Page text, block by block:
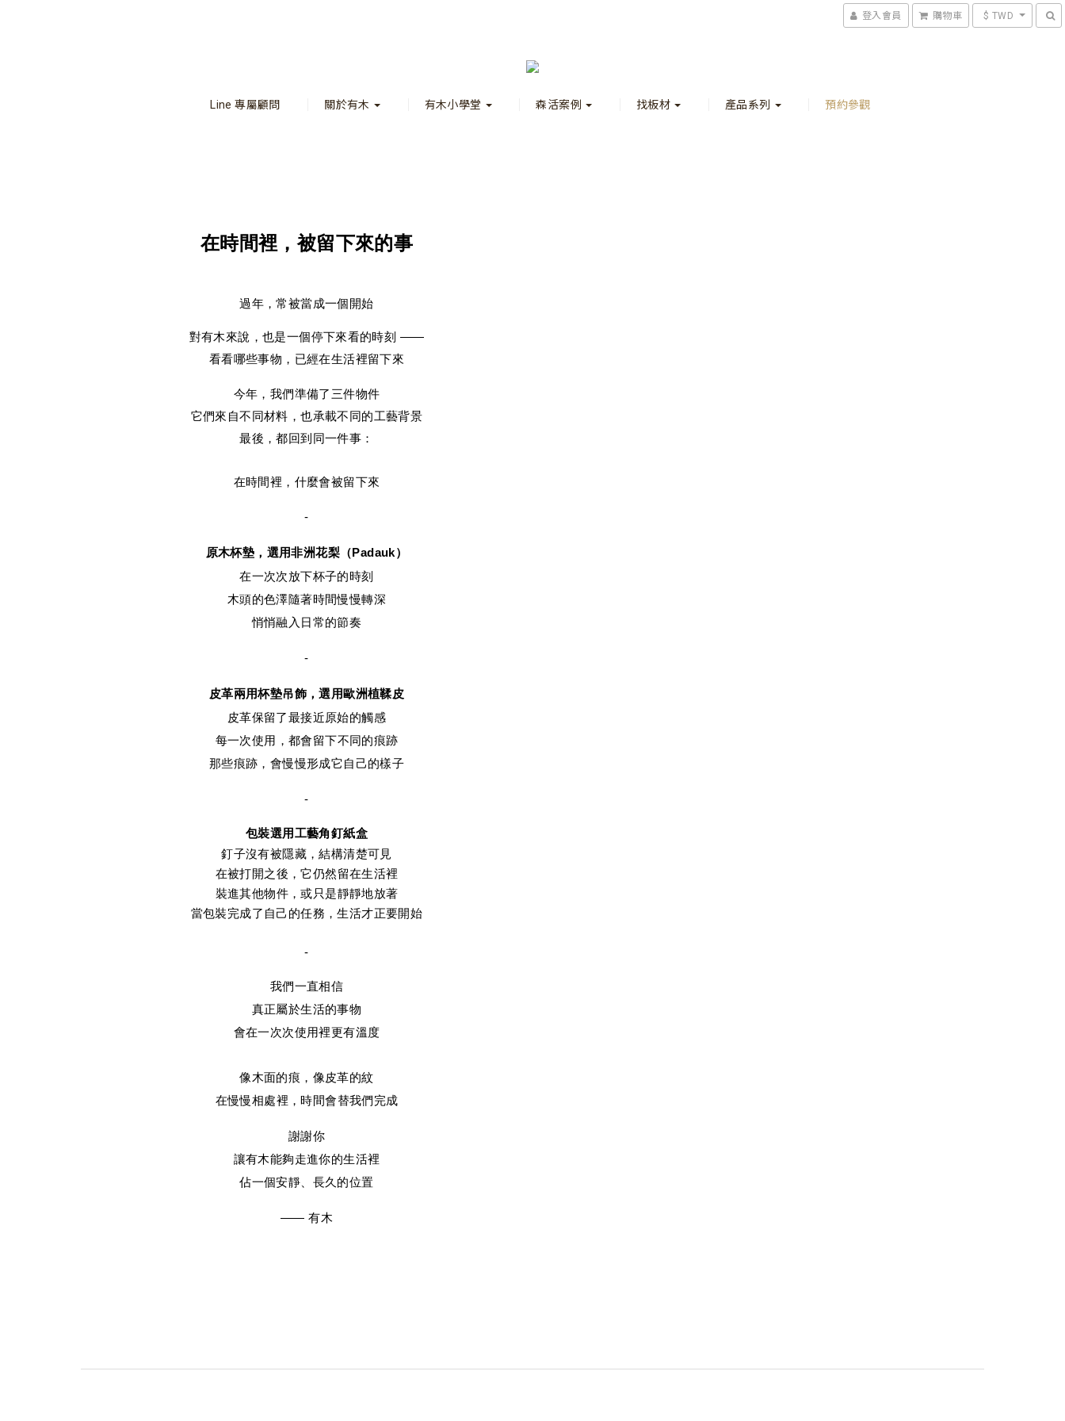
登入會員 購物車 $ TWD
Line 專屬顧問 關於有木 有木小學堂 森活案例 找板材 產品系列 預約參觀
在時間裡，被留下來的事
過年，常被當成一個開始
對有木來說，也是一個停下來看的時刻 ——
看看哪些事物，已經在生活裡留下來
今年，我們準備了三件物件
它們來自不同材料，也承載不同的工藝背景
最後，都回到同一件事：
在時間裡，什麼會被留下來
-
原木杯墊，選用非洲花梨（Padauk）
在一次次放下杯子的時刻
木頭的色澤隨著時間慢慢轉深
悄悄融入日常的節奏
-
皮革兩用杯墊吊飾，選用歐洲植鞣皮
皮革保留了最接近原始的觸感
每一次使用，都會留下不同的痕跡
那些痕跡，會慢慢形成它自己的樣子
-
包裝選用工藝角釘紙盒
釘子沒有被隱藏，結構清楚可見
在被打開之後，它仍然留在生活裡
裝進其他物件，或只是靜靜地放著
當包裝完成了自己的任務，生活才正要開始
-
我們一直相信
真正屬於生活的事物
會在一次次使用裡更有溫度
像木面的痕，像皮革的紋
在慢慢相處裡，時間會替我們完成
謝謝你
讓有木能夠走進你的生活裡
佔一個安靜、長久的位置
—— 有木